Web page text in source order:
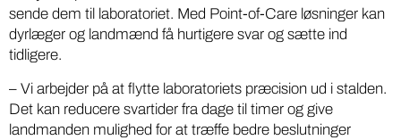
sende dem til laboratoriet. Med Point-of-Care løsninger kan
dyrlæger og landmænd få hurtigere svar og sætte ind
tidligere.
– Vi arbejder på at flytte laboratoriets præcision ud i stalden.
Det kan reducere svartider fra dage til timer og give
landmanden mulighed for at træffe bedre beslutninger